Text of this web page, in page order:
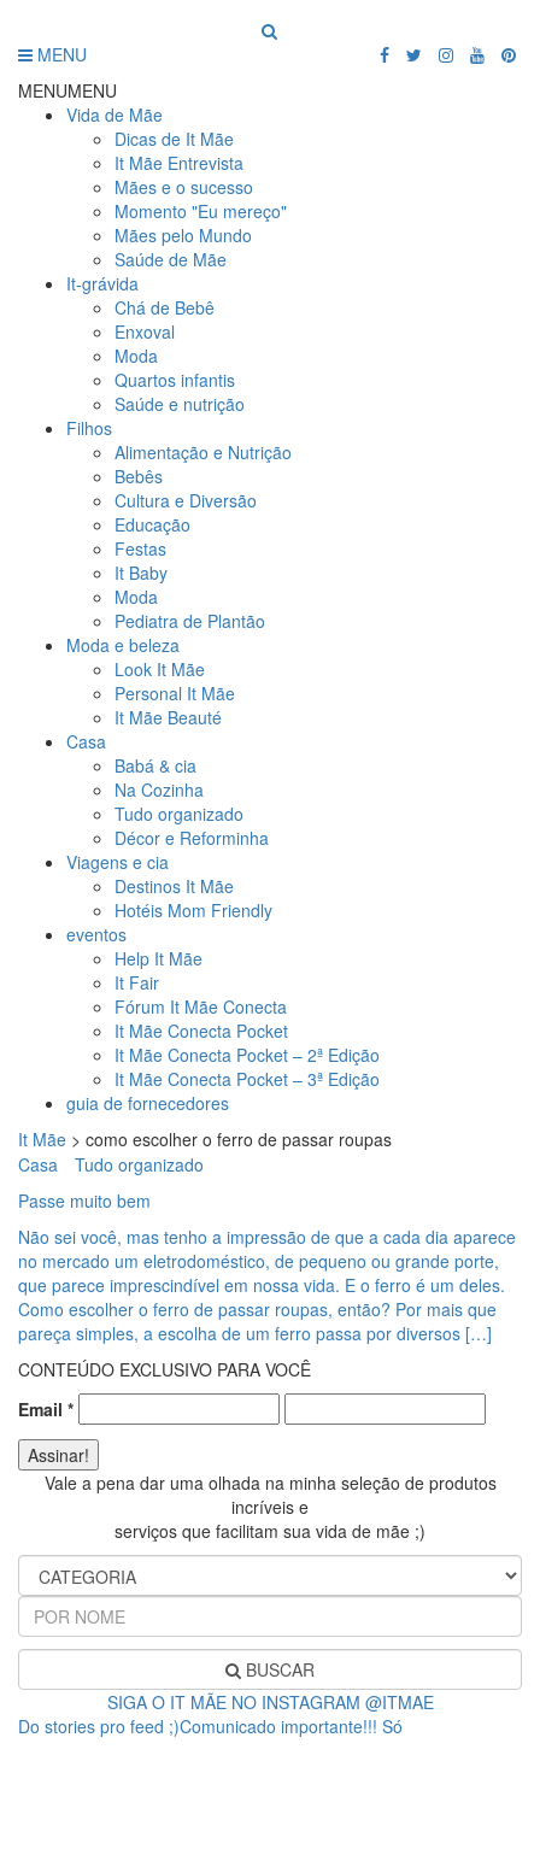
MENU
MENUMENU
Vida de Mãe
Dicas de It Mãe
It Mãe Entrevista
Mães e o sucesso
Momento "Eu mereço"
Mães pelo Mundo
Saúde de Mãe
It-grávida
Chá de Bebê
Enxoval
Moda
Quartos infantis
Saúde e nutrição
Filhos
Alimentação e Nutrição
Bebês
Cultura e Diversão
Educação
Festas
It Baby
Moda
Pediatra de Plantão
Moda e beleza
Look It Mãe
Personal It Mãe
It Mãe Beauté
Casa
Babá & cia
Na Cozinha
Tudo organizado
Décor e Reforminha
Viagens e cia
Destinos It Mãe
Hotéis Mom Friendly
eventos
Help It Mãe
It Fair
Fórum It Mãe Conecta
It Mãe Conecta Pocket
It Mãe Conecta Pocket – 2ª Edição
It Mãe Conecta Pocket – 3ª Edição
guia de fornecedores
It Mãe > como escolher o ferro de passar roupas
Casa
Tudo organizado
Passe muito bem
Não sei você, mas tenho a impressão de que a cada dia aparece
no mercado um eletrodoméstico, de pequeno ou grande porte,
que parece imprescindível em nossa vida. E o ferro é um deles.
Como escolher o ferro de passar roupas, então? Por mais que
pareça simples, a escolha de um ferro passa por diversos […]
CONTEÚDO EXCLUSIVO PARA VOCÊ
Email *
Vale a pena dar uma olhada na minha seleção de produtos
incríveis e
serviços que facilitam sua vida de mãe ;)
BUSCAR
SIGA O IT MÃE NO INSTAGRAM @ITMAE
Do stories pro feed ;)Comunicado importante!!! Só